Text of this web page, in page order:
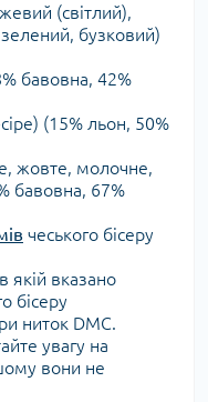
(світлий),
бузковий)
бавовна, 42%
(15% льон, 50%
жовте, молочне,
бавовна, 67%
чеського бісеру
якій вказано
бісеру
ниток DMC.
увагу на
вони не